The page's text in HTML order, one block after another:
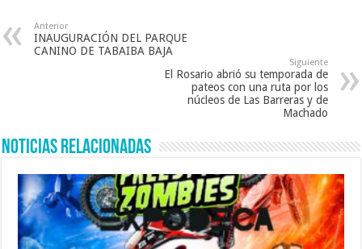
Anterior
INAUGURACIÓN DEL PARQUE
CANINO DE TABAIBA BAJA
Siguiente
El Rosario abrió su temporada de
pateos con una ruta por los
núcleos de Las Barreras y de
Machado
Noticias Relacionadas